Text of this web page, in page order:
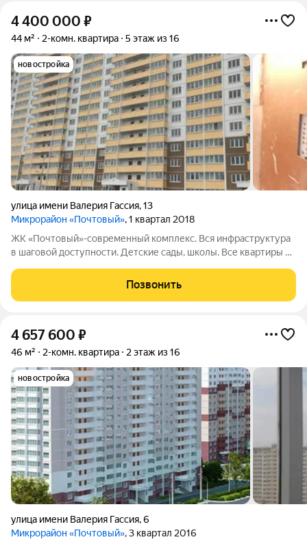
4 400 000 ₽
44 м² 2-комн. квартира 5 этаж из 16
новостройка
улица имени Валерия Гассия,13
Микрорайон «Почтовый», 1 квартал 2018
ЖК «Почтовый»-современный комплекс. Вся инфраструктура
в шаговой доступности. Детские сады, школы. Все квартиры с
площадкой. ФЗ-214. Ипотека, мат. капитал, рассрочка. Звоните,
с удовольствием отвечу
Позвонить
4 657 600 ₽
46 м² 2-комн. квартира 2 этаж из 16
новостройка
улица имени Валерия Гассия,6
Микрорайон «Почтовый», 3 квартал 2016